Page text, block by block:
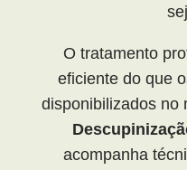
O tratamento
eficiente do que
disponibilizados no
acompanha